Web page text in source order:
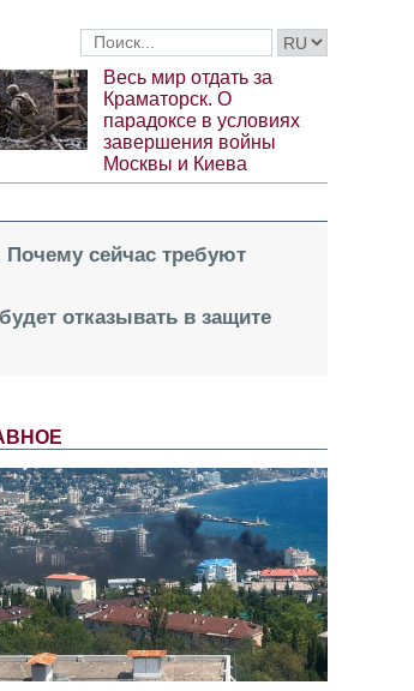
Весь мир отдать за
Краматорск. О
парадоксе в условиях
завершения войны
Москвы и Киева
Почему сейчас требуют
отказывать в защите